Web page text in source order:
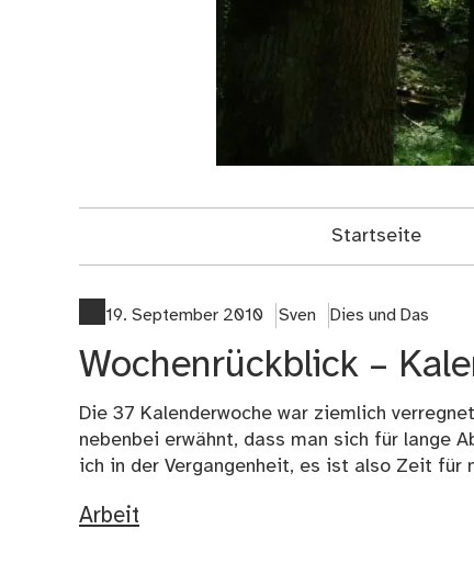
Startseite
19. September 2010 Sven Dies und Das
Wochenrückblick –
Die 37 Kalenderwoche war ziemlich
nebenbei erwähnt, dass man sich für lange
ich in der Vergangenheit, es ist also Zeit für
Arbeit